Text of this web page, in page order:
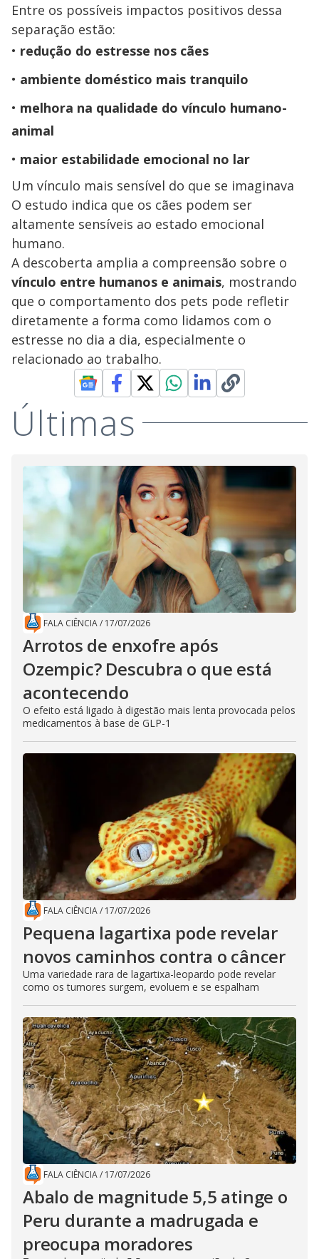
Entre os possíveis impactos positivos dessa
separação estão:
redução do estresse nos cães
ambiente doméstico mais tranquilo
melhora na qualidade do vínculo humano-
animal
maior estabilidade emocional no lar
Um vínculo mais sensível do que se imaginava
O estudo indica que os cães podem ser
altamente sensíveis ao estado emocional
humano.
A descoberta amplia a compreensão sobre o
vínculo entre humanos e animais, mostrando
que o comportamento dos pets pode refletir
diretamente a forma como lidamos com o
estresse no dia a dia, especialmente o
relacionado ao trabalho.
Últimas
FALA CIÊNCIA/ 17/07/2026
Arrotos de enxofre após
Ozempic? Descubra o que está
acontecendo
O efeito está ligado à digestão mais lenta provocada pelos
medicamentos à base de GLP-1
FALA CIÊNCIA/ 17/07/2026
Pequena lagartixa pode revelar
novos caminhos contra o câncer
Uma variedade rara de lagartixa-leopardo pode revelar
como os tumores surgem, evoluem e se espalham
FALA CIÊNCIA/ 17/07/2026
Abalo de magnitude 5,5 atinge o
Peru durante a madrugada e
preocupa moradores